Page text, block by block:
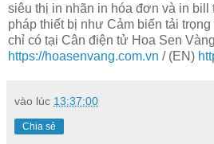
siêu thị in nhãn in hóa đơn và in bill
pháp thiết bị như Cảm biến tải
chỉ có tại Cân điện tử Hoa Sen
https://hoasenvang.com.vn / (EN)
vào lúc 13:37:00
Chia sẻ